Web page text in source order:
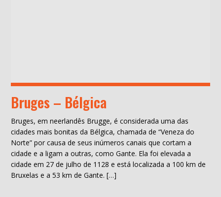
Bruges – Bélgica
Bruges, em neerlandês Brugge, é considerada uma das
cidades mais bonitas da Bélgica, chamada de “Veneza do
Norte” por causa de seus inúmeros canais que cortam a
cidade e a ligam a outras, como Gante. Ela foi elevada a
cidade em 27 de julho de 1128 e está localizada a 100 km de
Bruxelas e a 53 km de Gante. […]